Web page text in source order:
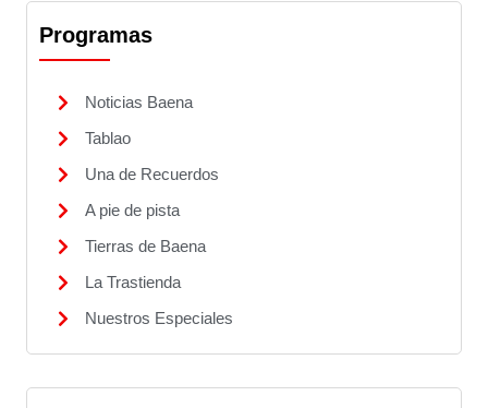
Programas
Noticias Baena
Tablao
Una de Recuerdos
A pie de pista
Tierras de Baena
La Trastienda
Nuestros Especiales